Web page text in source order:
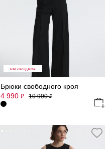
РАСПРОДАЖА
Брюки свободного кроя
4 990 ₽ 10 990₽